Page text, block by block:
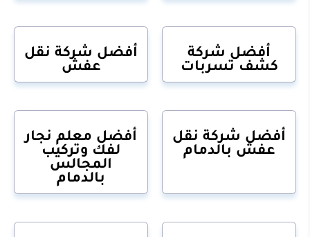
أفضل شركة
كشف تسربات
أفضل شركة نقل
عفش
أفضل شركة نقل
عفش بالدمام
أفضل معلم نجار
لفك وتركيب
المجالس
بالدمام